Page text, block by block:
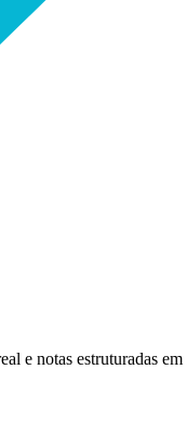
e notas estruturadas